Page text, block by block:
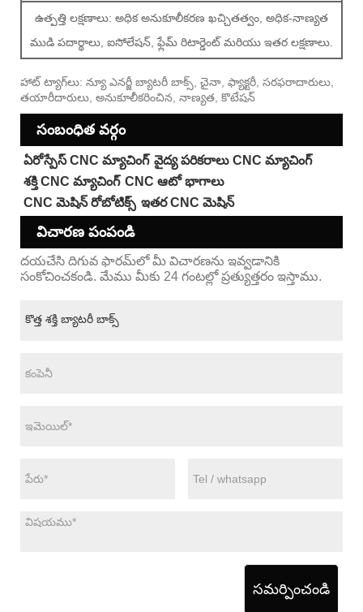
ఉత్పత్తి లక్షణాలు: అధిక అనుకూలీకరణ ఖచ్చితత్వం, అధిక-నాణ్యత
ముడి పదార్థాలు, ఐసోలేషన్, ఫ్లేమ్ రిటార్డెంట్ మరియు ఇతర లక్షణాలు.
హాట్ ట్యాగ్‌లు: న్యూ ఎనర్జీ బ్యాటరీ బాక్స్, చైనా, ఫ్యాక్టరీ, సరఫరాదారులు,
తయారీదారులు, అనుకూలీకరించిన, నాణ్యత, కొటేషన్
సంబంధిత వర్గం
ఏరోస్పేస్ CNC మ్యాచింగ్ వైద్య పరికరాలు CNC మ్యాచింగ్
శక్తి CNC మ్యాచింగ్ CNC ఆటో భాగాలు
CNC మెషిన్ రోబోటిక్స్ ఇతర CNC మెషిన్
విచారణ పంపండి
దయచేసి దిగువ ఫారమ్‌లో మీ విచారణను ఇవ్వడానికి
సంకోచించకండి. మేము మీకు 24 గంటల్లో ప్రత్యుత్తరం ఇస్తాము.
సమర్పించండి